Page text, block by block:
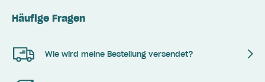
Häufige Fragen
Wie wird meine Bestellung versendet?